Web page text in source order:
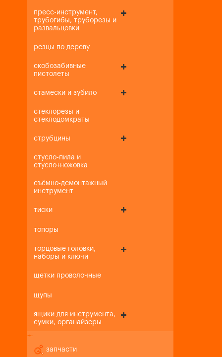
пресс-инструмент,
трубогибы, труборезы и
развальцовки
резцы по дереву
скобозабивные
пистолеты
стамески и зубило
стеклорезы и
стеклодомкраты
струбцины
стусло-пила и
стусло+ножовка
съёмно-демонтажный
инструмент
тиски
топоры
торцовые головки,
наборы и ключи
щетки проволочные
щупы
ящики для инструмента,
сумки, органайзеры
+-
запчасти